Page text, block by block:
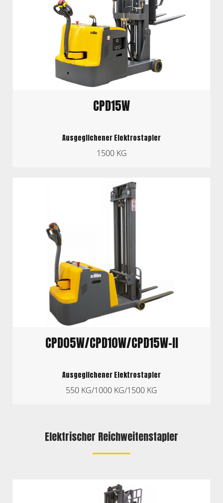
CPD15W
Ausgeglichener Elektrostapler
1500 KG
CPD05W/CPD10W/CPD15W-II
Ausgeglichener Elektrostapler
550 KG/1000 KG/1500 KG
Elektrischer Reichweitenstapler